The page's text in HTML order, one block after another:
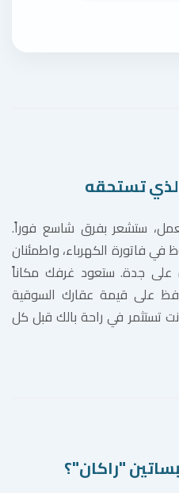
تستحقه
ستشعر بفرق شاسع فوراً.
فاتورة الكهرباء، واطمئنان
على جدة. ستعود غرفك مكاناً
على قيمة عقارك السوقية
تستثمر في راحة بالك قبل كل
"راكان"؟